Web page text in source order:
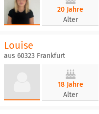
20 Jahre
Alter
Louise
aus 60323 Frankfurt
18 Jahre
Alter